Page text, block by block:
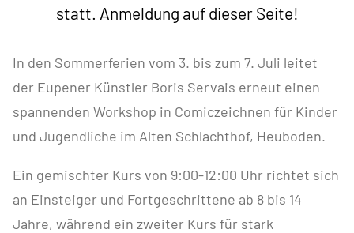
statt. Anmeldung auf dieser Seite!
In den Sommerferien vom 3. bis zum 7. Juli leitet
der Eupener Künstler Boris Servais erneut einen
spannenden Workshop in Comiczeichnen für Kinder
und Jugendliche im Alten Schlachthof, Heuboden.
Ein gemischter Kurs von 9:00-12:00 Uhr richtet sich
an Einsteiger und Fortgeschrittene ab 8 bis 14
Jahre, während ein zweiter Kurs für stark